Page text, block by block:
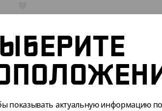
показывать актуальную информацию